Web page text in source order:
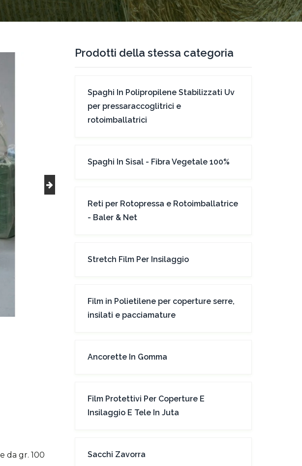
da gr. 100
Prodotti della stessa categoria
Spaghi In Polipropilene Stabilizzati Uv
per pressaraccoglitrici e
rotoimballatrici
Spaghi In Sisal - Fibra Vegetale 100%
Reti per Rotopressa e Rotoimballatrice
- Baler & Net
Stretch Film Per Insilaggio
Film in Polietilene per coperture serre,
insilati e pacciamature
Ancorette In Gomma
Film Protettivi Per Coperture E
Insilaggio E Tele In Juta
Sacchi Zavorra